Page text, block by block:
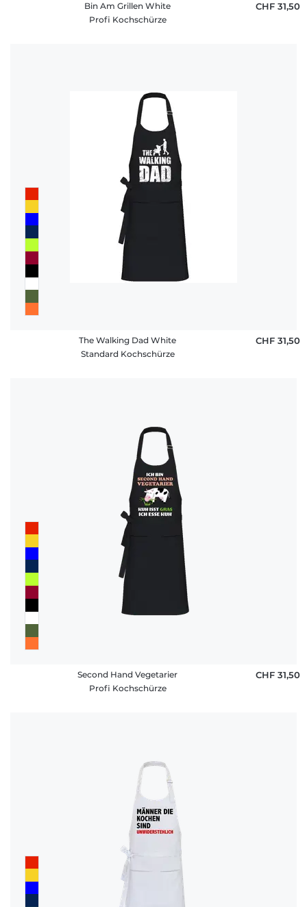
Bin Am Grillen White
Profi Kochschürze
CHF 31,50
The Walking Dad White
Standard Kochschürze
CHF 31,50
Second Hand Vegetarier
Profi Kochschürze
CHF 31,50